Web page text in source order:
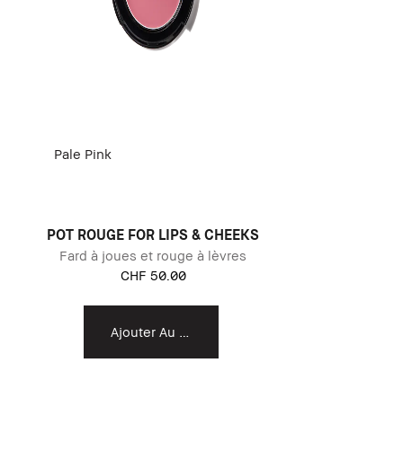
Pale Pink
POT ROUGE FOR LIPS & CHEEKS
Fard à joues et rouge à lèvres
CHF 50.00